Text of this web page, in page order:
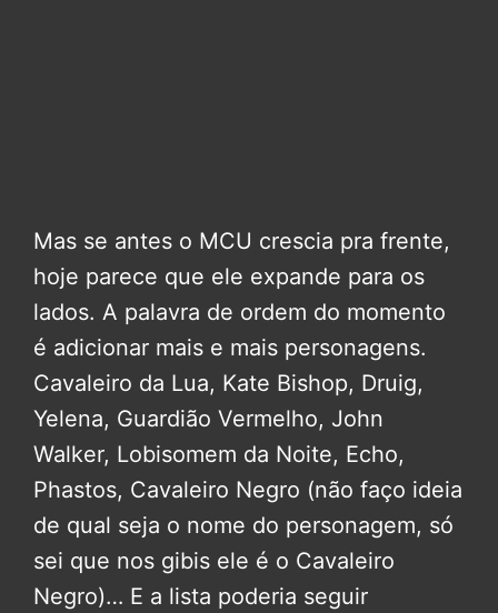
Mas se antes o MCU crescia pra frente,
hoje parece que ele expande para os
lados. A palavra de ordem do momento
é adicionar mais e mais personagens.
Cavaleiro da Lua, Kate Bishop, Druig,
Yelena, Guardião Vermelho, John
Walker, Lobisomem da Noite, Echo,
Phastos, Cavaleiro Negro (não faço ideia
de qual seja o nome do personagem, só
sei que nos gibis ele é o Cavaleiro
Negro)… E a lista poderia seguir